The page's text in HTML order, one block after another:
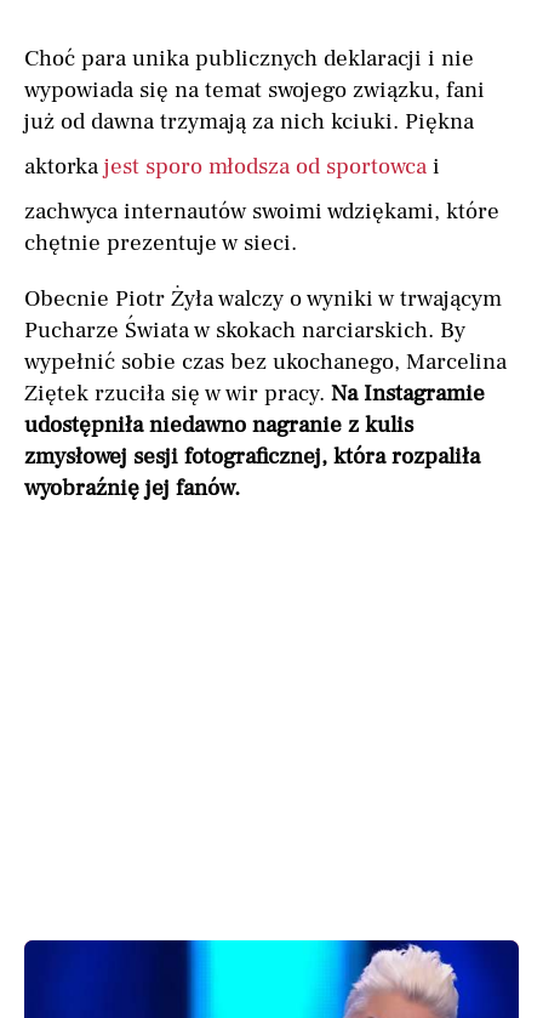
Choć para unika publicznych deklaracji i nie
wypowiada się na temat swojego związku, fani
już od dawna trzymają za nich kciuki. Piękna
aktorka jest sporo młodsza od sportowca i
zachwyca internautów swoimi wdziękami, które
chętnie prezentuje w sieci.
Obecnie Piotr Żyła walczy o wyniki w trwającym
Pucharze Świata w skokach narciarskich. By
wypełnić sobie czas bez ukochanego, Marcelina
Ziętek rzuciła się w wir pracy. Na Instagramie
udostępniła niedawno nagranie z kulis
zmysłowej sesji fotograficznej, która rozpaliła
wyobraźnię jej fanów.